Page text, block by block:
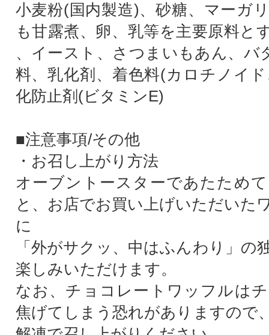
小麦粉(国内製造)、砂糖、マーガ
も甘露煮、卵、乳等を主要原料と
、イースト、さつまいもあん、バ
料、乳化剤、着色料(カロチノイ
化防止剤(ビタミンE)
■注意事項/その他
・お召し上がり方法
オーブントースターであたため
と、お店でお買い上げいただいた
に
「外がサクッ、中はふんわり」の
楽しみいただけます。
なお、チョコレートワッフルは
焦げてしまう恐れがありますので